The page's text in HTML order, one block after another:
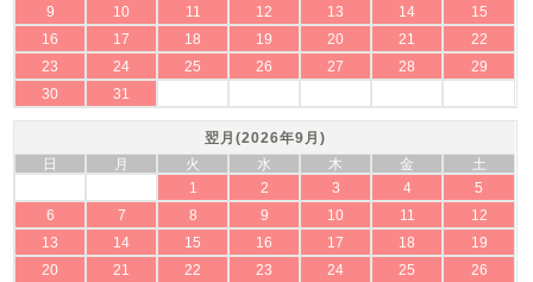
9
10 11 12 13 14
15
16
17 18 19 20 21
22
23
24 25 26 27 28
29
30
31
翌月(2026年9月)
日
月 火 水 木 金
土
1
2 3 4
5
6
7 8 9 10 11
12
13
14 15 16 17 18
19
20
21 22 23 24 25
26